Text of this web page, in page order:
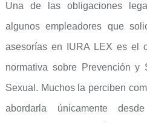
Una de las obligaciones
algunos empleadores que
asesorías en IURA LEX es el
normativa sobre Prevención y
Sexual. Muchos la perciben
abordarla únicamente